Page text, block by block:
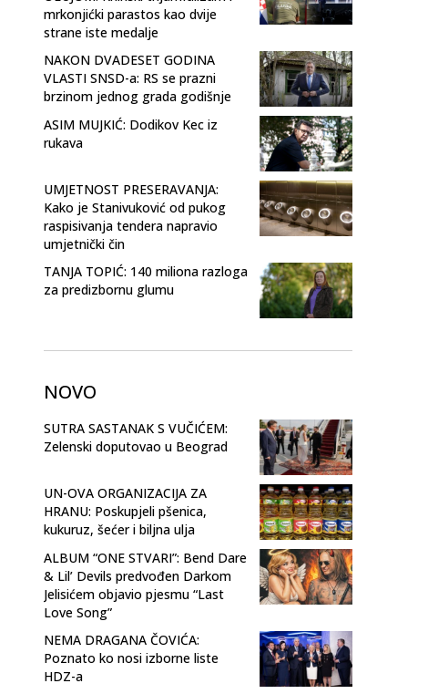
mrkonjićki parastos kao dvije
strane iste medalje
NAKON DVADESET GODINA
VLASTI SNSD-a: RS se prazni
brzinom jednog grada godišnje
ASIM MUJKIĆ: Dodikov Kec iz
rukava
UMJETNOST PRESERAVANJA:
Kako je Stanivuković od pukog
raspisivanja tendera napravio
umjetnički čin
TANJA TOPIĆ: 140 miliona razloga
za predizbornu glumu
NOVO
SUTRA SASTANAK S VUČIĆEM:
Zelenski doputovao u Beograd
UN-OVA ORGANIZACIJA ZA
HRANU: Poskupjeli pšenica,
kukuruz, šećer i biljna ulja
ALBUM “ONE STVARI”: Bend Dare
& Lil’ Devils predvođen Darkom
Jelisićem objavio pjesmu “Last
Love Song”
NEMA DRAGANA ČOVIĆA:
Poznato ko nosi izborne liste
HDZ-a